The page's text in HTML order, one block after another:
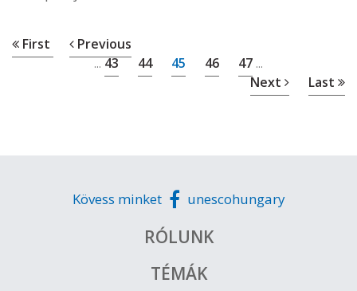
First Previous
... 43 44 45 46 47 ...
Next Last
Kövess minket unescohungary
RÓLUNK
TÉMÁK